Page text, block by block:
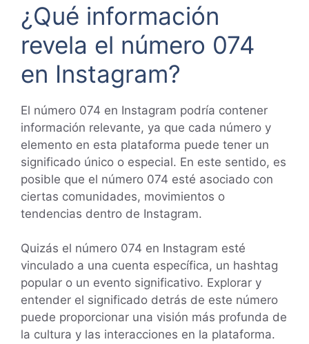
¿Qué información
revela el número 074
en Instagram?
El número 074 en Instagram podría contener
información relevante, ya que cada número y
elemento en esta plataforma puede tener un
significado único o especial. En este sentido, es
posible que el número 074 esté asociado con
ciertas comunidades, movimientos o
tendencias dentro de Instagram.
Quizás el número 074 en Instagram esté
vinculado a una cuenta específica, un hashtag
popular o un evento significativo. Explorar y
entender el significado detrás de este número
puede proporcionar una visión más profunda de
la cultura y las interacciones en la plataforma.